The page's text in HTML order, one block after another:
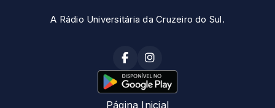
A Rádio Universitária da Cruzeiro do Sul.
Página Inicial